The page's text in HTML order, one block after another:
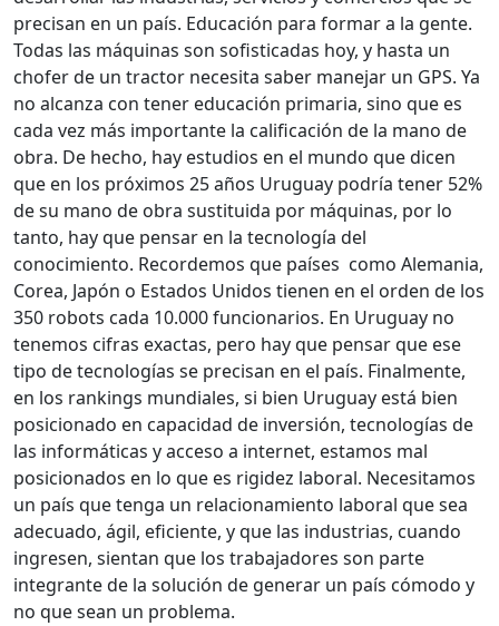
precisan en un país. Educación para formar a la gente.
Todas las máquinas son sofisticadas hoy, y hasta un
chofer de un tractor necesita saber manejar un GPS. Ya
no alcanza con tener educación primaria, sino que es
cada vez más importante la calificación de la mano de
obra. De hecho, hay estudios en el mundo que dicen
que en los próximos 25 años Uruguay podría tener 52%
de su mano de obra sustituida por máquinas, por lo
tanto, hay que pensar en la tecnología del
conocimiento. Recordemos que países como Alemania,
Corea, Japón o Estados Unidos tienen en el orden de los
350 robots cada 10.000 funcionarios. En Uruguay no
tenemos cifras exactas, pero hay que pensar que ese
tipo de tecnologías se precisan en el país. Finalmente,
en los rankings mundiales, si bien Uruguay está bien
posicionado en capacidad de inversión, tecnologías de
las informáticas y acceso a internet, estamos mal
posicionados en lo que es rigidez laboral. Necesitamos
un país que tenga un relacionamiento laboral que sea
adecuado, ágil, eficiente, y que las industrias, cuando
ingresen, sientan que los trabajadores son parte
integrante de la solución de generar un país cómodo y
no que sean un problema.